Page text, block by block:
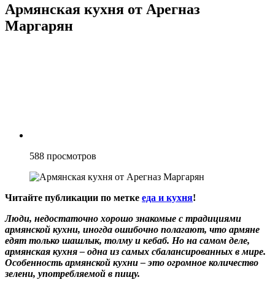
Армянская кухня от Арегназ
Маргарян
588 просмотров
Читайте публикации по метке еда и кухня!
Люди, недостаточно хорошо знакомые с традициями
армянской кухни, иногда ошибочно полагают, что армяне
едят только шашлык, толму и кебаб. Но на самом деле,
армянская кухня – одна из самых сбалансированных в мире.
Особенность армянской кухни – это огромное количество
зелени, употребляемой в пищу.